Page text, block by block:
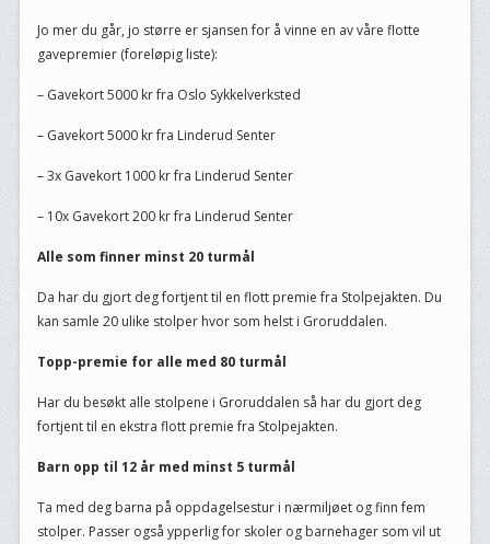
Jo mer du går, jo større er sjansen for å vinne en av våre flotte
gavepremier (foreløpig liste):
– Gavekort 5000 kr fra Oslo Sykkelverksted
– Gavekort 5000 kr fra Linderud Senter
– 3x Gavekort 1000 kr fra Linderud Senter
– 10x Gavekort 200 kr fra Linderud Senter
Alle som finner minst 20 turmål
Da har du gjort deg fortjent til en flott premie fra Stolpejakten. Du
kan samle 20 ulike stolper hvor som helst i Groruddalen.
Topp-premie for alle med 80 turmål
Har du besøkt alle stolpene i Groruddalen så har du gjort deg
fortjent til en ekstra flott premie fra Stolpejakten.
Barn opp til 12 år med minst 5 turmål
Ta med deg barna på oppdagelsestur i nærmiljøet og finn fem
stolper. Passer også ypperlig for skoler og barnehager som vil ut